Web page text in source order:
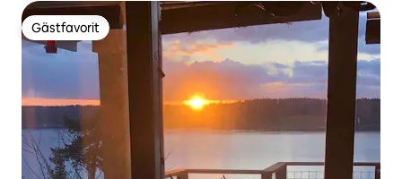
Gästfavorit
Gästfavorit